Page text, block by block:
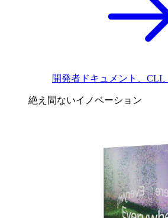
開発者ドキュメント、CLI
絶え間ないイノベーション